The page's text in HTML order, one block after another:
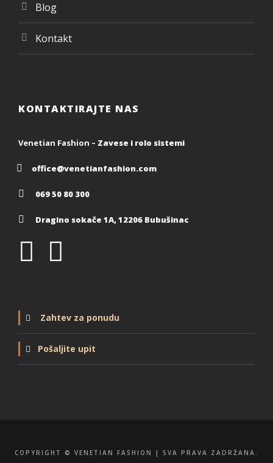
Blog
Kontakt
KONTAKTIRAJTE NAS
Venetian Fashion – Zavese i rolo sistemi
office@venetianfashion.com
069 50 80 300
Dragino sokače 1A, 12206 Bubušinac
Zahtev za ponudu
Pošaljite upit
COPYRIGHT © VENETIAN FASHION | SVA PRAVA ZADRŽANA.